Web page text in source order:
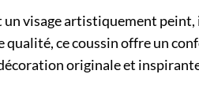
visage artistiquement
qualité, ce coussin offre un
originale et